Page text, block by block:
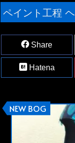
ペイント工程
Share
Hatena
NEW BOG